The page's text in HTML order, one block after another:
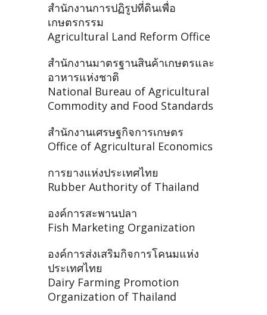
สำนักงานการปฏิรูปที่ดินเพื่อ
เกษตรกรรม
Agricultural Land Reform Office
สำนักงานมาตรฐานสินค้าเกษตรและ
อาหารแห่งชาติ
National Bureau of Agricultural
Commodity and Food Standards
สำนักงานเศรษฐกิจการเกษตร
Office of Agricultural Economics
การยางแห่งประเทศไทย
Rubber Authority of Thailand
องค์การสะพานปลา
Fish Marketing Organization
องค์การส่งเสริมกิจการโคนมแห่ง
ประเทศไทย
Dairy Farming Promotion
Organization of Thailand